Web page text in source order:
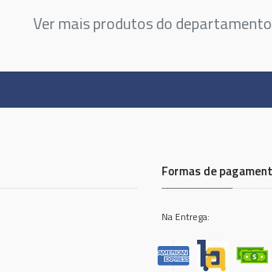
Ver mais produtos do departamento
Formas de
Na Entrega: